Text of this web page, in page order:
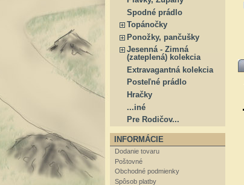
Spodné prádlo
Topánočky
Ponožky, pančušky
Jesenná - Zimná
(zateplená) kolekcia
Extravagantná kolekcia
Posteľné prádlo
Hračky
...iné
Pre Rodičov...
INFORMÁCIE
Dodanie tovaru
Poštovné
Obchodné podmienky
Spôsob platby